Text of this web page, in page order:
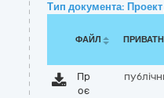
Тип документа:
ФАЙЛ
Пр
оє